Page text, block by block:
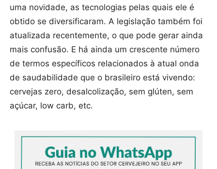
uma novidade, as tecnologias pelas quais ele é
obtido se diversificaram. A legislação também foi
atualizada recentemente, o que pode gerar ainda
mais confusão. E há ainda um crescente número
de termos específicos relacionados à atual onda
de saudabilidade que o brasileiro está vivendo:
cervejas zero, desalcolização, sem glúten, sem
açúcar, low carb, etc.